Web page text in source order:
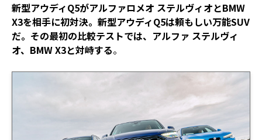
新型アウディQ5がアルファロメオ ステルヴィオとBMW
X3を相手に初対決。新型アウディQ5は頼もしい万能SUV
だ。その最初の比較テストでは、アルファ ステルヴィ
オ、BMW X3と対峙する。